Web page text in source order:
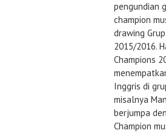
pengundian
champion
drawing
2015/2016.
Champions
Inggris di
misalnya
berjumpa
Champion